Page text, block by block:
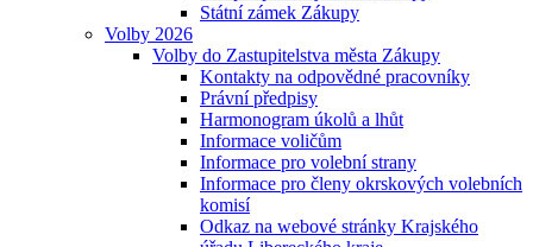
Státní zámek Zákupy
Volby 2026
Volby do Zastupitelstva města Zákupy
Kontakty na odpovědné pracovníky
Právní předpisy
Harmonogram úkolů a lhůt
Informace voličům
Informace pro volební strany
Informace pro členy okrskových volebních
komisí
Odkaz na webové stránky Krajského